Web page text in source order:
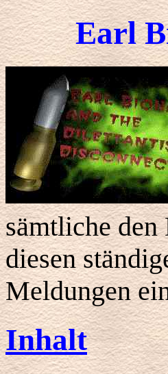
Earl
sämtliche den
diesen
Meldungen
Inhalt